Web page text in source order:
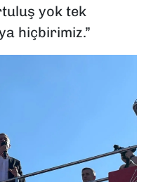
yok tek
hiçbirimiz.”